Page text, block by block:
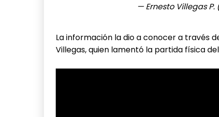
— Ernesto Villegas
La información la dio a conocer a través
Villegas, quien lamentó la partida física